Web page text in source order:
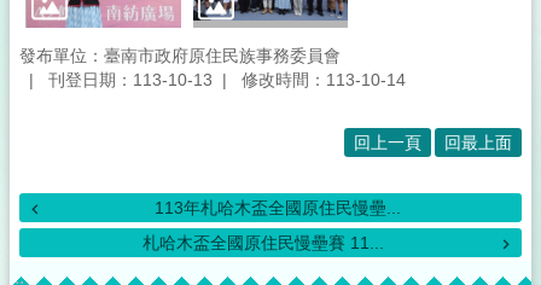
發布單位：臺南市政府原住民族事務委員會
刊登日期：113-10-13
修改時間：113-10-14
回上一頁 回最上面
113年札哈木盃全國原住民慢壘...
札哈木盃全國原住民慢壘賽 11...